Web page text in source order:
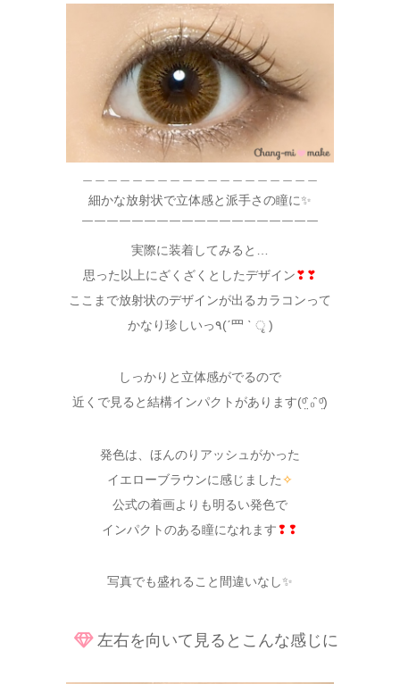
細かな放射状で立体感と派手さの瞳に✨
￣￣￣￣￣￣￣￣￣￣￣￣￣￣￣￣￣￣￣
実際に装着してみると…
思った以上にざくざくとしたデザイン❣❣
ここまで放射状のデザインが出るカラコンって
かなり珍しいっ٩(ˊ⺫ ˋ ृ )
しっかりと立体感がでるので
近くで見ると結構インパクトがあります(ᵒ̤̑ ₀̑ ᵒ̤̑)
発色は、ほんのりアッシュがかった
イエローブラウンに感じました✧
公式の着画よりも明るい発色で
インパクトのある瞳になれます❢❢
写真でも盛れること間違いなし✨
左右を向いて見るとこんな感じに